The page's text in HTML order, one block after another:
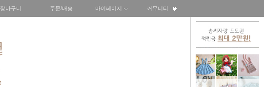
장바구니 주문/배송 마이페이지 커뮤니티